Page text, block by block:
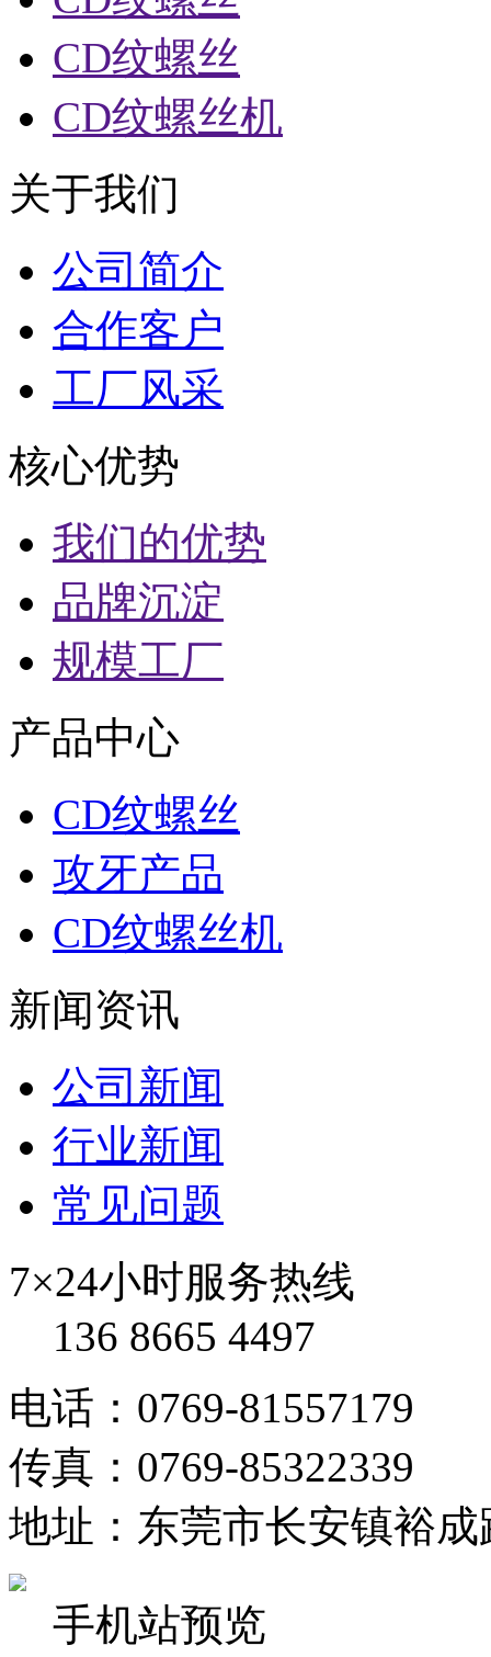
CD纹螺丝
CD纹螺丝机
关于我们
公司简介
合作客户
工厂风采
核心优势
我们的优势
品牌沉淀
规模工厂
产品中心
CD纹螺丝
攻牙产品
CD纹螺丝机
新闻资讯
公司新闻
行业新闻
常见问题
7×24小时服务热线
136 8665 4497
电话：0769-81557179
传真：0769-85322339
地址：东莞市长安镇裕成
手机站预览